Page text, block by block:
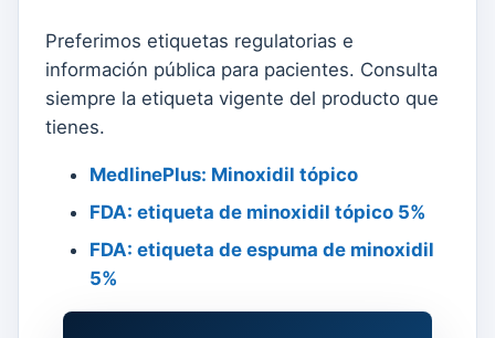
Preferimos etiquetas regulatorias e
información pública para pacientes. Consulta
siempre la etiqueta vigente del producto que
tienes.
MedlinePlus: Minoxidil tópico
FDA: etiqueta de minoxidil tópico 5%
FDA: etiqueta de espuma de minoxidil
5%